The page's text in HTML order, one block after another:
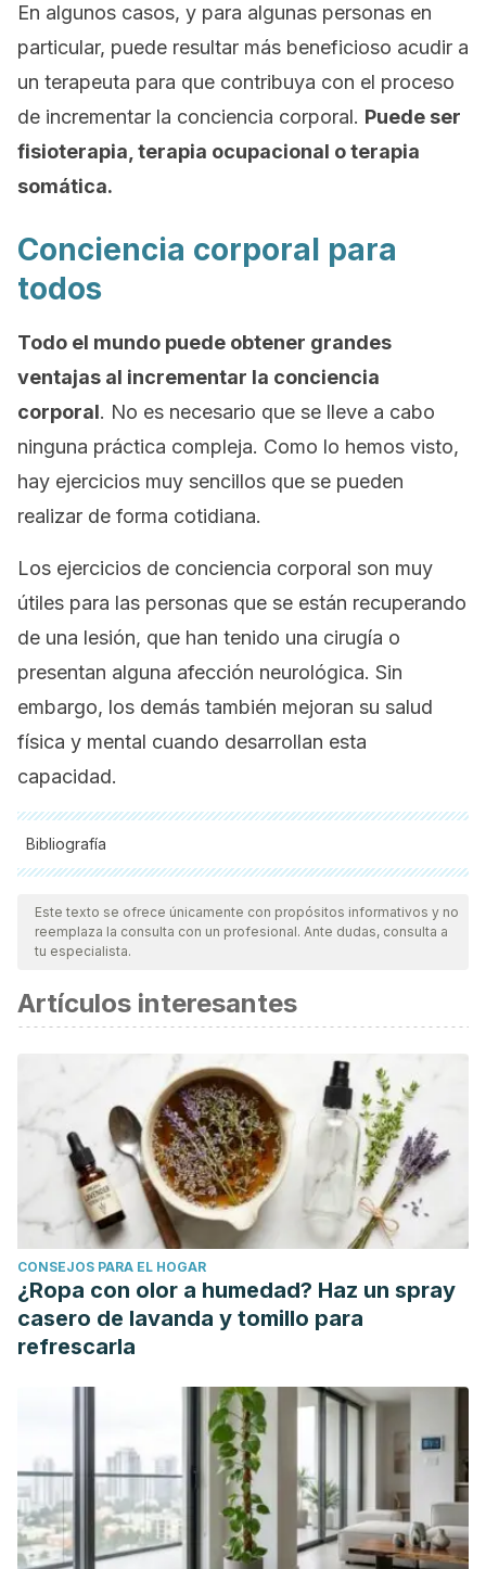
En algunos casos, y para algunas personas en
particular, puede resultar más beneficioso acudir a
un terapeuta para que contribuya con el proceso
de incrementar la conciencia corporal. Puede ser
fisioterapia, terapia ocupacional o terapia
somática.
Conciencia corporal para
todos
Todo el mundo puede obtener grandes
ventajas al incrementar la conciencia
corporal. No es necesario que se lleve a cabo
ninguna práctica compleja. Como lo hemos visto,
hay ejercicios muy sencillos que se pueden
realizar de forma cotidiana.
Los ejercicios de conciencia corporal son muy
útiles para las personas que se están recuperando
de una lesión, que han tenido una cirugía o
presentan alguna afección neurológica. Sin
embargo, los demás también mejoran su salud
física y mental cuando desarrollan esta
capacidad.
Bibliografía
Todas las fuentes citadas fueron revisadas a profundidad por
nuestro equipo, para asegurar su calidad, confiabilidad,
vigencia y validez.La bibliografía de este artículo fue
científica.
Proffitt, R., & Hill, S. (2018). Unpredictability, body
awareness, and eating in the absence of hunger: A
cognitive schemas approach. APA PsycNet.
https://psycnet.apa.org/record/2018-28422-003.
Cramer, H. (2018, 28 febrero). Being aware of the painful
body: Validation of the German Body Awareness
Questionnaire and Body Responsiveness Questionnaire in
patients with chronic pain. Plos One.
https://journals.plos.org/plosone/article?
id=10.1371/journal.pone.0193000.
Rodríguez Jiménez, R. M., Caja López, M. D. M., Gracia
(2013). Inteligencia emocional y comunicación: la
conciencia corporal como recurso. REDU. Revista de
Docencia Universitaria, 11(1), 213-241.
Este texto se ofrece únicamente con propósitos informativos y no
reemplaza la consulta con un profesional. Ante dudas, consulta a
tu especialista.
Artículos interesantes
CONSEJOS PARA EL HOGAR
¿Ropa con olor a humedad? Haz un spray
casero de lavanda y tomillo para
refrescarla